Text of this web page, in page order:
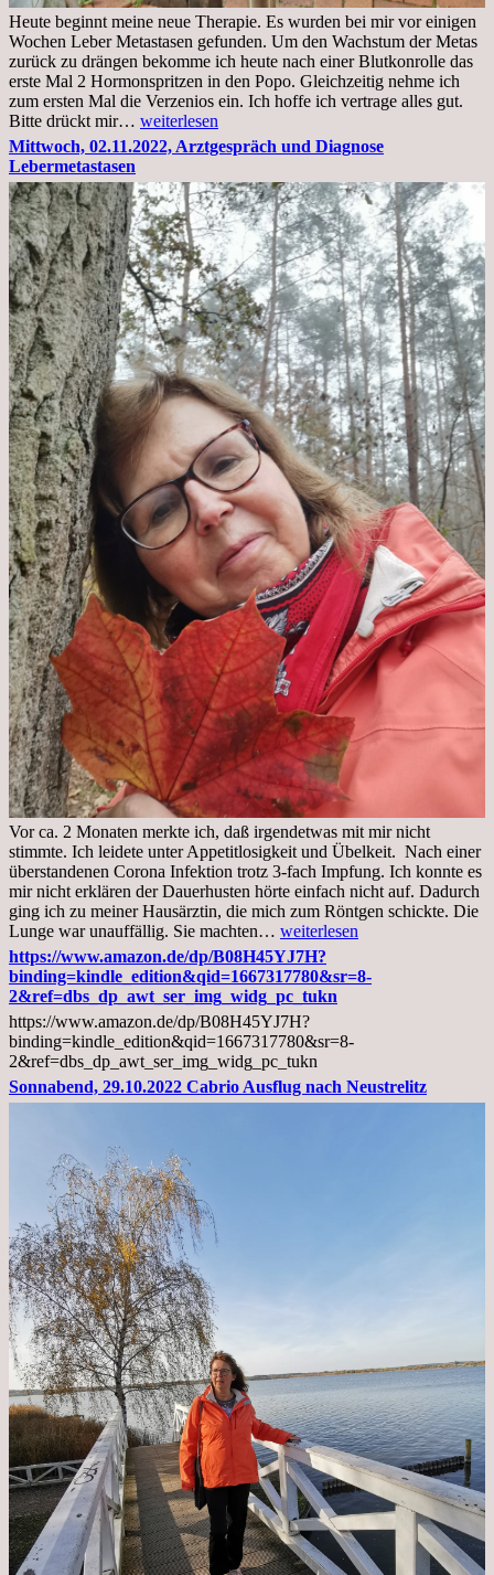
Heute beginnt meine neue Therapie. Es wurden bei mir vor einigen
Wochen Leber Metastasen gefunden. Um den Wachstum der Metas
zurück zu drängen bekomme ich heute nach einer Blutkonrolle das
erste Mal 2 Hormonspritzen in den Popo. Gleichzeitig nehme ich
zum ersten Mal die Verzenios ein. Ich hoffe ich vertrage alles gut.
Bitte drückt mir… Mittwoch,
09.11.2022
weiterlesen
Mittwoch, 02.11.2022, Arztgespräch und Diagnose
Lebermetastasen
Vor ca. 2 Monaten merkte ich, daß irgendetwas mit mir nicht
stimmte. Ich leidete unter Appetitlosigkeit und Übelkeit. Nach einer
überstandenen Corona Infektion trotz 3-fach Impfung. Ich konnte es
mir nicht erklären der Dauerhusten hörte einfach nicht auf. Dadurch
ging ich zu meiner Hausärztin, die mich zum Röntgen schickte. Die
Lunge war unauffällig. Sie machten… Mittwoch,
02.11.2022,
Arztgespräch
und
Diagnose
Lebermetastasen
weiterlesen
https://www.amazon.de/dp/B08H45YJ7H?
binding=kindle_edition&qid=1667317780&sr=8-
2&ref=dbs_dp_awt_ser_img_widg_pc_tukn
https://www.amazon.de/dp/B08H45YJ7H?
binding=kindle_edition&qid=1667317780&sr=8-
2&ref=dbs_dp_awt_ser_img_widg_pc_tukn
Sonnabend, 29.10.2022 Cabrio Ausflug nach Neustrelitz